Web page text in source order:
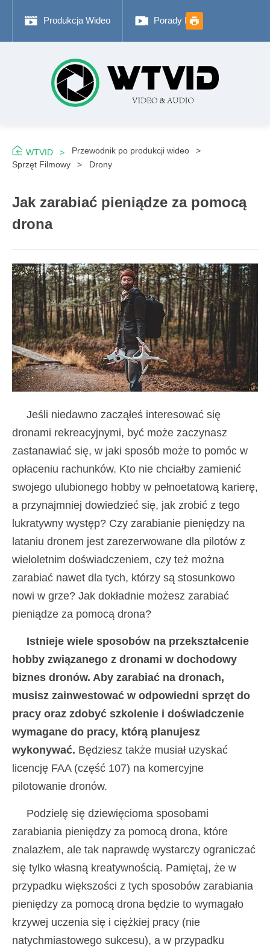
Produkcja Wideo Porady Fotograficzne
WTVID
Przewodnik po produkcji wideo
Sprzęt Filmowy
Drony
Jak zarabiać pieniądze za pomocą
drona
Jeśli niedawno zacząłeś interesować się
dronami rekreacyjnymi, być może zaczynasz
zastanawiać się, w jaki sposób może to pomóc w
opłaceniu rachunków. Kto nie chciałby zamienić
swojego ulubionego hobby w pełnoetatową karierę,
a przynajmniej dowiedzieć się, jak zrobić z tego
lukratywny występ? Czy zarabianie pieniędzy na
lataniu dronem jest zarezerwowane dla pilotów z
wieloletnim doświadczeniem, czy też można
zarabiać nawet dla tych, którzy są stosunkowo
nowi w grze? Jak dokładnie możesz zarabiać
pieniądze za pomocą drona?
Istnieje wiele sposobów na przekształcenie
hobby związanego z dronami w dochodowy
biznes dronów. Aby zarabiać na dronach,
musisz zainwestować w odpowiedni sprzęt do
pracy oraz zdobyć szkolenie i doświadczenie
wymagane do pracy, którą planujesz
wykonywać. Będziesz także musiał uzyskać
licencję FAA (część 107) na komercyjne
pilotowanie dronów.
Podzielę się dziewięcioma sposobami
zarabiania pieniędzy za pomocą drona, które
znalazłem, ale tak naprawdę wystarczy ograniczać
się tylko własną kreatywnością. Pamiętaj, że w
przypadku większości z tych sposobów zarabiania
pieniędzy za pomocą drona będzie to wymagało
krzywej uczenia się i ciężkiej pracy (nie
natychmiastowego sukcesu), a w przypadku